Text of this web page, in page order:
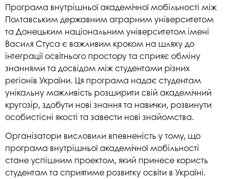
Програма внутрішньої академічної мобільності між
Полтавським державним аграрним університетом
та Донецьким національним університетом імені
Василя Стуса є важливим кроком на шляху до
інтеграції освітнього простору та сприяє обміну
знаннями та досвідом між студентами різних
регіонів України. Ця програма надає студентам
унікальну можливість розширити свій академічний
кругозір, здобути нові знання та навички, розвинути
особистісні якості та завести нові знайомства.
Організатори висловили впевненість у тому, що
програма внутрішньої академічної мобільності
стане успішним проектом, який принесе користь
студентам та сприятиме розвитку освіти в Україні.